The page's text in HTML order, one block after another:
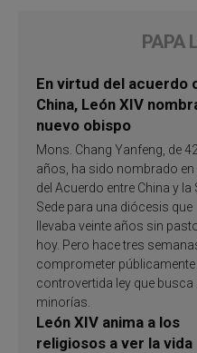
PAPA
En virtud del acuerdo
China, León XIV
nuevo obispo
Mons. Chang Yanfeng, de 42
años, ha sido nombrado en
del Acuerdo entre China y la
Sede para una diócesis que
llevaba veinte años sin
hoy. Pero hace tres
comprometer
controvertida ley que busca
minorías.
León XIV anima a los
religiosos a ver la vida